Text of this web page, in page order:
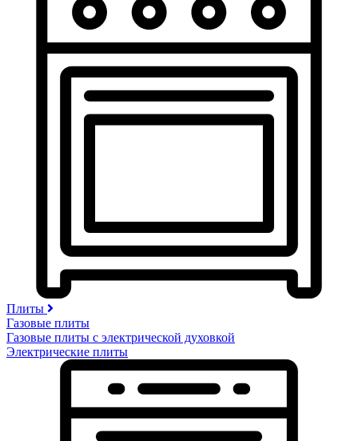
Плиты
Газовые плиты
Газовые плиты с электрической духовкой
Электрические плиты